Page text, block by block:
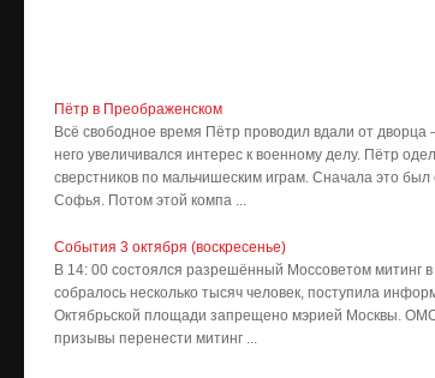
Пётр в Преображенском
Всё свободное время Пётр проводил вдали от
него увеличивался интерес к военному делу. Пётр
сверстников по мальчишеским играм. Сначала это
Софья. Потом этой компа ...
События 3 октября (воскресенье)
В 14: 00 состоялся разрешённый Моссоветом митинг
собралось несколько тысяч человек, поступила
Октябрьской площади запрещено мэрией Москвы.
призывы перенести митинг ...